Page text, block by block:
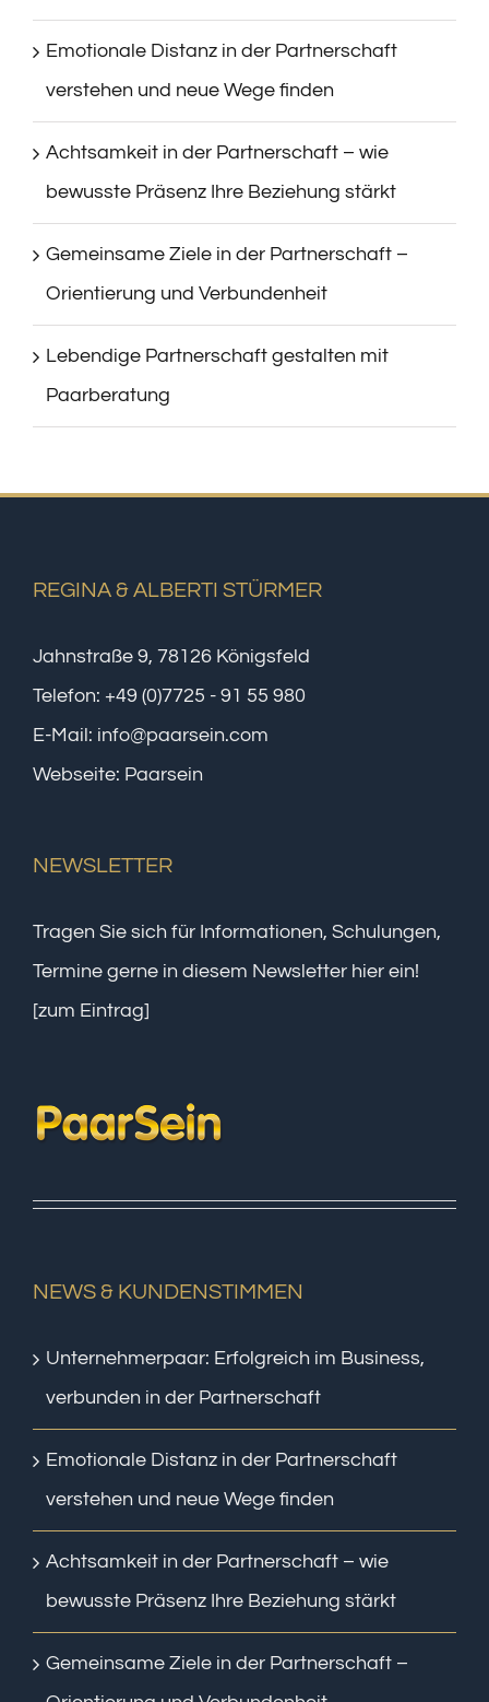
Emotionale Distanz in der Partnerschaft
verstehen und neue Wege finden
Achtsamkeit in der Partnerschaft – wie
bewusste Präsenz Ihre Beziehung stärkt
Gemeinsame Ziele in der Partnerschaft –
Orientierung und Verbundenheit
Lebendige Partnerschaft gestalten mit
Paarberatung
REGINA & ALBERTI STÜRMER
Jahnstraße 9, 78126 Königsfeld
Telefon: +49 (0)7725 - 91 55 980
E-Mail: info@paarsein.com
Webseite: Paarsein
NEWSLETTER
Tragen Sie sich für Informationen, Schulungen,
Termine gerne in diesem Newsletter hier ein!
[zum Eintrag]
NEWS & KUNDENSTIMMEN
Unternehmerpaar: Erfolgreich im Business,
verbunden in der Partnerschaft
Emotionale Distanz in der Partnerschaft
verstehen und neue Wege finden
Achtsamkeit in der Partnerschaft – wie
bewusste Präsenz Ihre Beziehung stärkt
Gemeinsame Ziele in der Partnerschaft –